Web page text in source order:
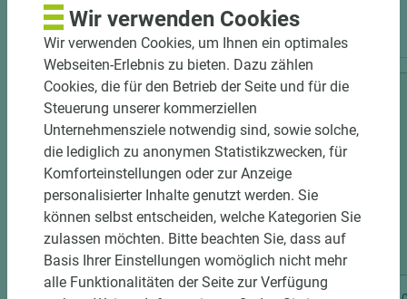
PASSENDES ZUBEHÖR
Wir verwenden Cookies
Wir verwenden Cookies, um Ihnen ein optimales
Webseiten-Erlebnis zu bieten. Dazu zählen
Cookies, die für den Betrieb der Seite und für die
Steuerung unserer kommerziellen
Unternehmensziele notwendig sind, sowie solche,
die lediglich zu anonymen Statistikzwecken, für
Komforteinstellungen oder zur Anzeige
personalisierter Inhalte genutzt werden. Sie
können selbst entscheiden, welche Kategorien Sie
zulassen möchten. Bitte beachten Sie, dass auf
Basis Ihrer Einstellungen womöglich nicht mehr
alle Funktionalitäten der Seite zur Verfügung